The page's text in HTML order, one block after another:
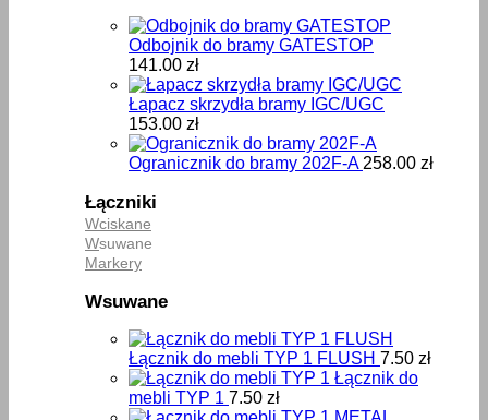
Odbojnik do bramy GATESTOP
141.00 zł
Łapacz skrzydła bramy IGC/UGC
153.00 zł
Ogranicznik do bramy 202F-A 258.00 zł
Łączniki
Wciskane
Wsuwane
Markery
Wsuwane
Łącznik do mebli TYP 1 FLUSH 7.50 zł
Łącznik do
mebli TYP 1 7.50 zł